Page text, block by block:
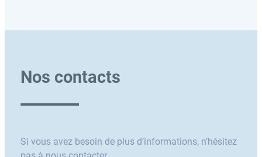
Nos contacts
Si vous avez besoin de plus d’informations, n’hésitez